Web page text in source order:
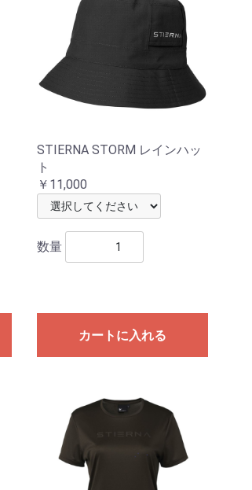
STIERNA STORM レインハッ
ト
￥11,000
数量
カートに入れる